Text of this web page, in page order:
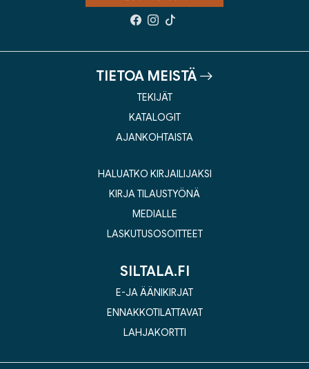
TIETOA MEISTÄ
TEKIJÄT
KATALOGIT
AJANKOHTAISTA
HALUATKO KIRJAILIJAKSI
KIRJA TILAUSTYÖNÄ
MEDIALLE
LASKUTUSOSOITTEET
SILTALA.FI
E-JA ÄÄNIKIRJAT
ENNAKKOTILATTAVAT
LAHJAKORTTI